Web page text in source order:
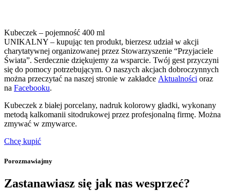
Kubeczek – pojemność 400 ml
UNIKALNY – kupując ten produkt, bierzesz udział w akcji
charytatywnej organizowanej przez Stowarzyszenie “Przyjaciele
Świata”. Serdecznie dziękujemy za wsparcie. Twój gest przyczyni
się do pomocy potrzebującym. O naszych akcjach dobroczynnych
można przeczytać na naszej stronie w zakładce Aktualności oraz
na Facebooku.
Kubeczek z białej porcelany, nadruk kolorowy gładki, wykonany
metodą kalkomanii sitodrukowej przez profesjonalną firmę. Można
zmywać w zmywarce.
Chcę kupić
Porozmawiajmy
Zastanawiasz się jak nas wesprzeć?